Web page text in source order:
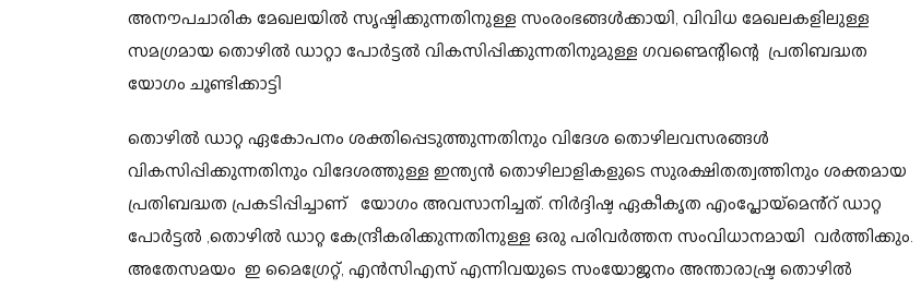
അനൗപചാരിക മേഖലയിൽ സൃഷ്ടിക്കുന്നതിനുള്ള സംരംഭങ്ങൾക്കായി, വിവിധ മേഖലകളിലുള്ള
സമഗ്രമായ തൊഴിൽ ഡാറ്റാ പോർട്ടൽ വികസിപ്പിക്കുന്നതിനുമുള്ള ഗവണ്മെന്റിന്റെ പ്രതിബദ്ധത
യോഗം ചൂണ്ടിക്കാട്ടി
തൊഴിൽ ഡാറ്റ ഏകോപനം ശക്തിപ്പെടുത്തുന്നതിനും വിദേശ തൊഴിലവസരങ്ങൾ
വികസിപ്പിക്കുന്നതിനും വിദേശത്തുള്ള ഇന്ത്യൻ തൊഴിലാളികളുടെ സുരക്ഷിതത്വത്തിനും ശക്തമായ
പ്രതിബദ്ധത പ്രകടിപ്പിച്ചാണ് യോഗം അവസാനിച്ചത്. നിർദ്ദിഷ്ട ഏകീകൃത എംപ്ലോയ്‌മെൻ്റ് ഡാറ്റ
പോർട്ടൽ ,തൊഴിൽ ഡാറ്റ കേന്ദ്രീകരിക്കുന്നതിനുള്ള ഒരു പരിവർത്തന സംവിധാനമായി വർത്തിക്കും.
അതേസമയം ഇ മൈഗ്രേറ്റ്, എൻസിഎസ് എന്നിവയുടെ സംയോജനം അന്താരാഷ്ട്ര തൊഴിൽ